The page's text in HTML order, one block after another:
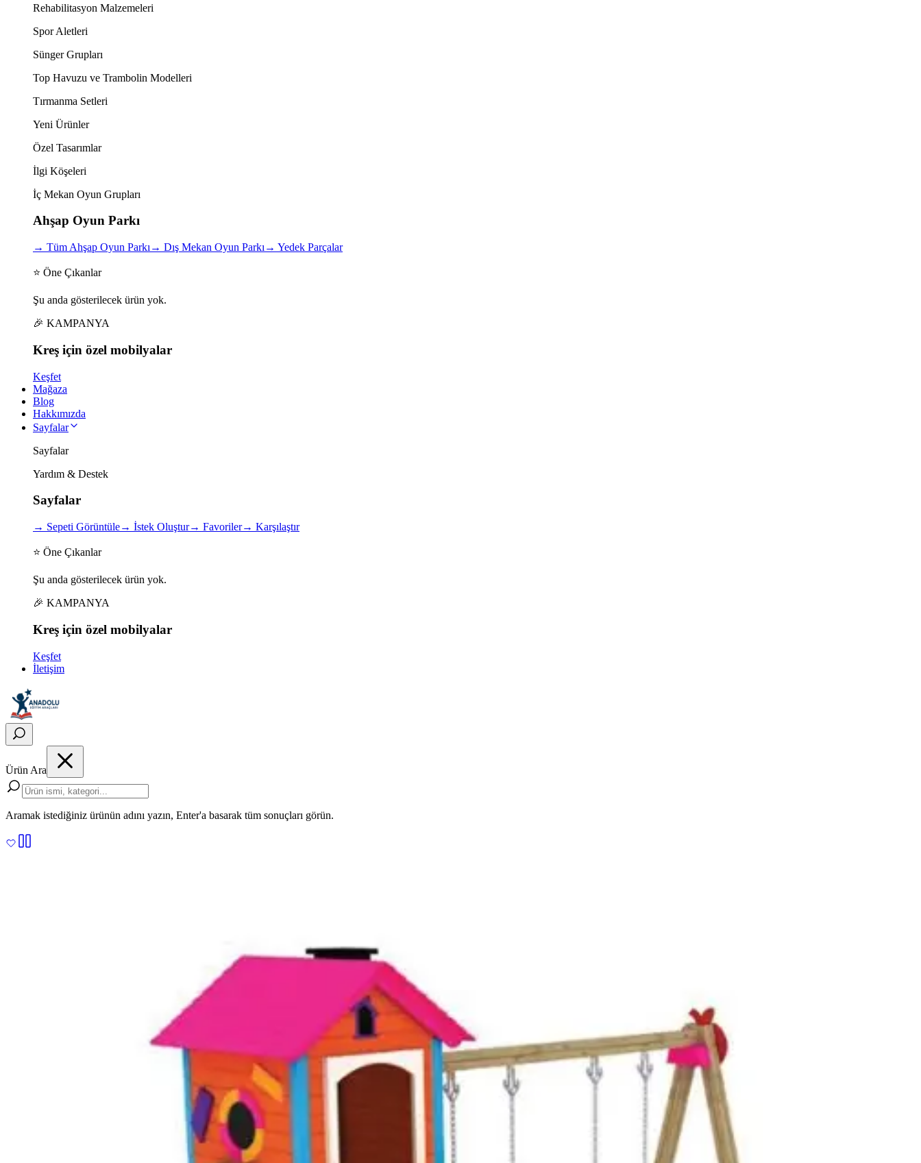
Rehabilitasyon Malzemeleri
Spor Aletleri
Sünger Grupları
Top Havuzu ve Trambolin Modelleri
Tırmanma Setleri
Yeni Ürünler
Özel Tasarımlar
İlgi Köşeleri
İç Mekan Oyun Grupları
Ahşap Oyun Parkı
→ Tüm Ahşap Oyun Parkı → Dış Mekan Oyun Parkı → Yedek Parçalar
⭐ Öne Çıkanlar
Şu anda gösterilecek ürün yok.
🎉 KAMPANYA
Kreş için özel mobilyalar
Keşfet
Mağaza
Blog
Hakkımızda
Sayfalar
Sayfalar
Yardım & Destek
Sayfalar
→ Sepeti Görüntüle→ İstek Oluştur→ Favoriler→ Karşılaştır
⭐ Öne Çıkanlar
Şu anda gösterilecek ürün yok.
🎉 KAMPANYA
Kreş için özel mobilyalar
Keşfet
İletişim
Ürün Ara
Aramak istediğiniz ürünün adını yazın, Enter'a basarak tüm sonuçları görün.